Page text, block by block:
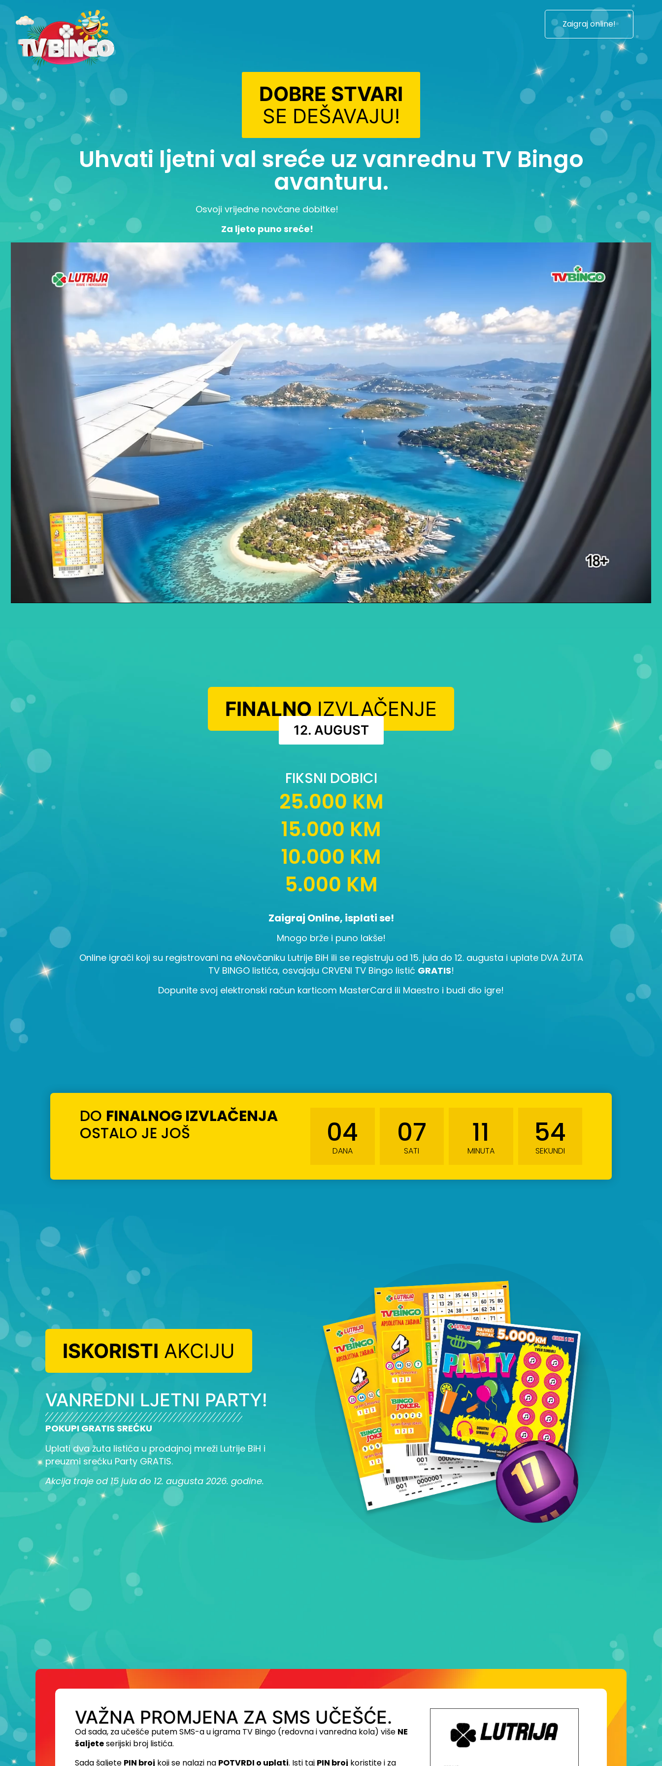
Zaigraj online!
DOBRE STVARI
SE DEŠAVAJU!
Uhvati ljetni val sreće uz vanrednu TV Bingo
avanturu.
Osvoji vrijedne novčane dobitke!
Za ljeto puno sreće!
FINALNO IZVLAČENJE
12. AUGUST
FIKSNI DOBICI
25.000 KM
15.000 KM
10.000 KM
5.000 KM
Zaigraj Online, isplati se!
Mnogo brže i puno lakše!
Online igrači koji su registrovani na eNovčaniku Lutrije BiH ili se registruju od 15. jula do 12. augusta i uplate DVA ŽUTA
TV BINGO listića, osvajaju CRVENI TV Bingo listić GRATIS!
Dopunite svoj elektronski račun karticom MasterCard ili Maestro i budi dio igre!
DO FINALNOG IZVLAČENJA
OSTALO JE JOŠ
04
DANA
07
SATI
11
MINUTA
53
SEKUNDI
ISKORISTI AKCIJU
VANREDNI LJETNI PARTY!
POKUPI GRATIS SREĆKU
Uplati dva žuta listića u prodajnoj mreži Lutrije BiH i
preuzmi srećku Party GRATIS.
Akcija traje od 15 jula do 12. augusta 2026. godine.
VAŽNA PROMJENA ZA SMS UČEŠĆE.
Od sada, za učešće putem SMS-a u igrama TV Bingo (redovna i vanredna kola) više NE
šaljeteserijski broj listića.
Sada šaljete PIN broj koji se nalazi na POTVRDI o uplati. Isti taj PIN broj koristite i za